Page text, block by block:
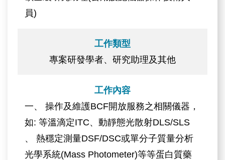
員)
工作類型
專案研發學者、研究助理及其他
工作內容
一、 操作及維護BCF開放服務之相關儀器，
如: 等溫滴定ITC、動靜態光散射DLS/SLS
、 熱穩定測量DSF/DSC或單分子質量分析
光學系統(Mass Photometer)等等蛋白質藥